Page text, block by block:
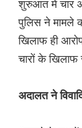
शुरुआत में चार
पुलिस ने मामले
खिलाफ ही
चारों के खिलाफ
अदालत ने